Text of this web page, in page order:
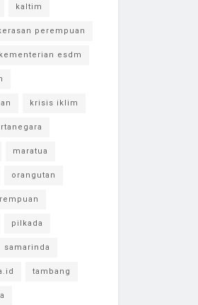
kaltim
perempuan
kementerian esdm
krisis iklim
maratua
orangutan
pilkada
samarinda
tambang